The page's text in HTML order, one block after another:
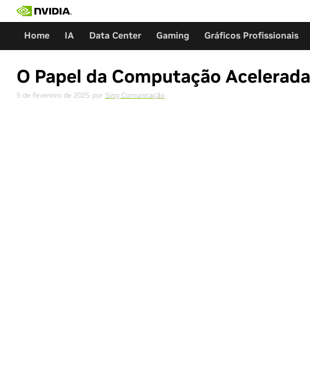
Home IA Data Center Gaming Gráficos Profissionais
O Papel da Computação
5 de fevereiro de 2025 por Sing Comunicação